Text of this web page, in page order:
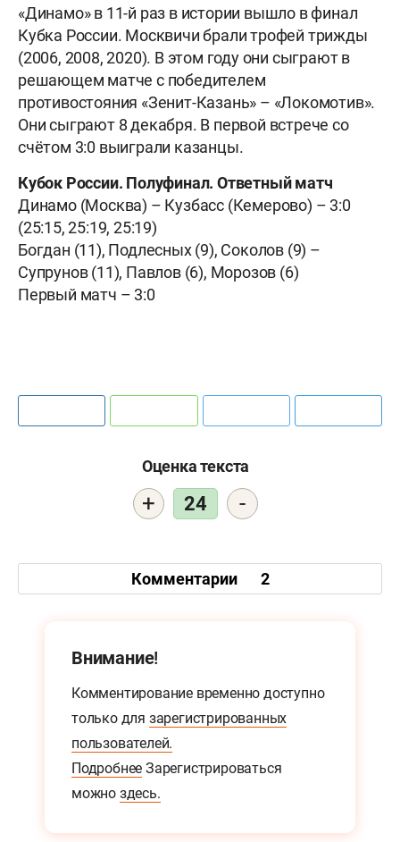
«Динамо» в 11-й раз в истории вышло в финал
Кубка России. Москвичи брали трофей трижды
(2006, 2008, 2020). В этом году они сыграют в
решающем матче с победителем
противостояния «Зенит-Казань» – «Локомотив».
Они сыграют 8 декабря. В первой встрече со
счётом 3:0 выиграли казанцы.
Кубок России. Полуфинал. Ответный матч
Динамо (Москва) – Кузбасс (Кемерово) – 3:0
(25:15, 25:19, 25:19)
Богдан (11), Подлесных (9), Соколов (9) –
Супрунов (11), Павлов (6), Морозов (6)
Первый матч – 3:0
Оценка текста
+ 24 -
Комментарии 2
Внимание!
Комментирование временно доступно
только для зарегистрированных
пользователей.
Подробнее Зарегистрироваться
можно здесь.